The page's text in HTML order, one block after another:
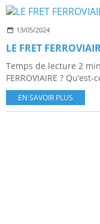
13/05/2024
LE FRET
Temps de lecture 2 min
FERROVIAIRE ?
EN SAVOIR PLUS